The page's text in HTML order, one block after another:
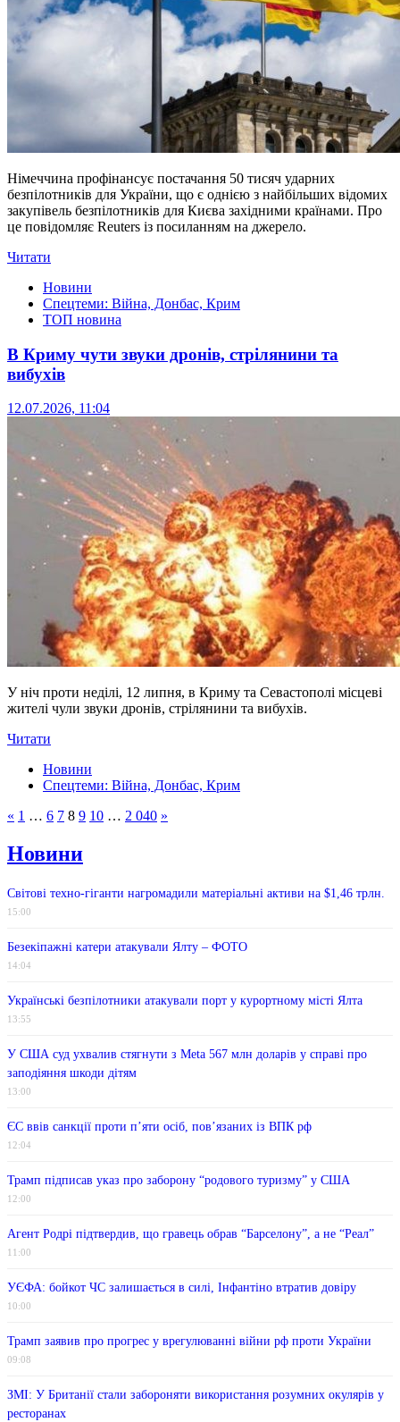
Німеччина профінансує постачання 50 тисяч ударних
безпілотників для України, що є однією з найбільших відомих
закупівель безпілотників для Києва західними країнами. Про
це повідомляє Reuters із посиланням на джерело.
Читати
Новини
Спецтеми: Війна, Донбас, Крим
ТОП новина
В Криму чути звуки дронів, стрілянини та
вибухів
12.07.2026, 11:04
У ніч проти неділі, 12 липня, в Криму та Севастополі місцеві
жителі чули звуки дронів, стрілянини та вибухів.
Читати
Новини
Спецтеми: Війна, Донбас, Крим
« 1 … 6 7 8 9 10 … 2 040 »
Новини
Світові техно-гіганти нагромадили матеріальні активи на $1,46 трлн.
15:00
Безекіпажні катери атакували Ялту – ФОТО
14:04
Українські безпілотники атакували порт у курортному місті Ялта
13:55
У США суд ухвалив стягнути з Meta 567 млн ​​доларів у справі про
заподіяння шкоди дітям
13:00
ЄС ввів санкції проти п’яти осіб, пов’язаних із ВПК рф
12:04
Трамп підписав указ про заборону “родового туризму” у США
12:00
Агент Родрі підтвердив, що гравець обрав “Барселону”, а не “Реал”
11:00
УЄФА: бойкот ЧС залишається в силі, Інфантіно втратив довіру
10:00
Трамп заявив про прогрес у врегулюванні війни рф проти України
09:08
ЗМІ: У Британії стали забороняти використання розумних окулярів у
ресторанах